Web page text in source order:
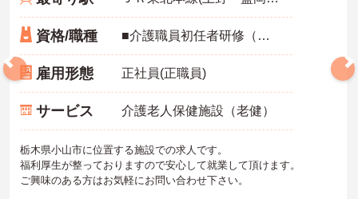
資格/職種 ■介護職員初任者研修（ヘルパー2級）以上
雇用形態 正社員(正職員)
サービス 介護老人保健施設（老健）
栃木県小山市に位置する施設での求人です。
福利厚生が整っておりますので安心して就業して頂けます。
ご興味のある方はお気軽にお問い合わせ下さい。